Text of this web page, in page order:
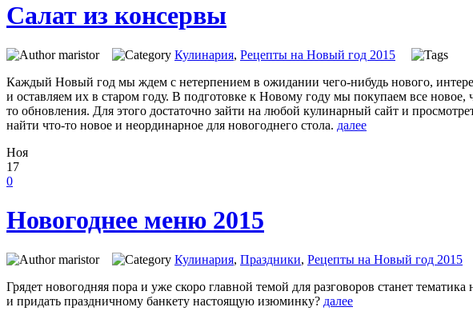
Салат из консервы
maristor Кулинария, Рецепты на Новый год 2015
Каждый Новый год мы ждем с нетерпением в ожидании чего-нибудь нового,
и оставляем их в старом году. В подготовке к Новому году мы покупаем все
то обновления. Для этого достаточно зайти на любой кулинарный сайт и
найти что-то новое и неординарное для новогоднего стола. далее
Ноя
17
0
Новогоднее меню 2015
maristor Кулинария, Праздники, Рецепты на Новый год 2015
Грядет новогодняя пора и уже скоро главной темой для разговоров станет
и придать праздничному банкету настоящую изюминку? далее